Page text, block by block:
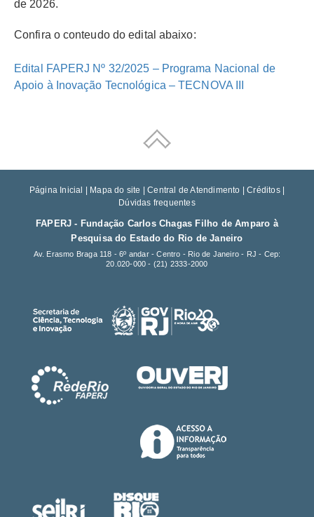
de 2026.
Confira o conteudo do edital abaixo:
Edital FAPERJ Nº 32/2025 – Programa Nacional de
Apoio à Inovação Tecnológica – TECNOVA III
Página Inicial Mapa do site |Central de Atendimento |Créditos|
Dúvidas frequentes
FAPERJ - Fundação Carlos Chagas Filho de Amparo à
Pesquisa do Estado do Rio de Janeiro
Av. Erasmo Braga 118 - 6º andar - Centro - Rio de Janeiro - RJ - Cep:
20.020-000 - (21) 2333-2000